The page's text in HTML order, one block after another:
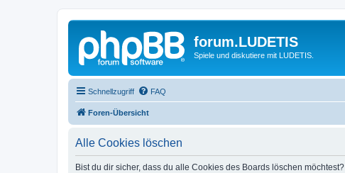
forum.LUDETIS
Spiele und diskutiere mit LUDETIS.
Schnellzugriff FAQ
Foren-Übersicht
Alle Cookies löschen
Bist du dir sicher, dass du alle Cookies des Boards löschen möchtest?